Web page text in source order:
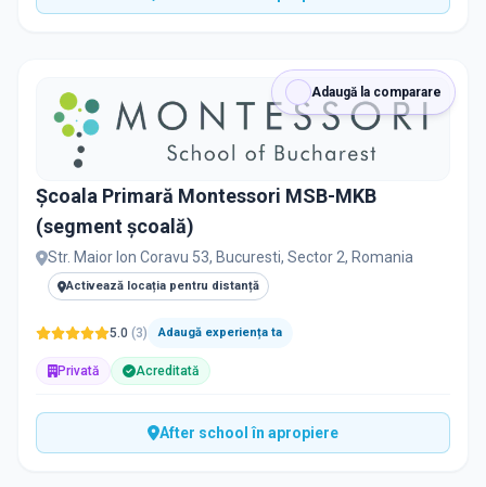
Adaugă la comparare
Școala Primară Montessori MSB-MKB
(segment școală)
Str. Maior Ion Coravu 53, Bucuresti, Sector 2, Romania
Activează locația pentru distanță
5.0 (3) Adaugă experiența ta
Privată Acreditată
After school în apropiere